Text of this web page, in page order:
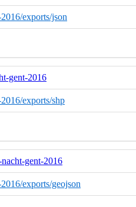
exports/json
gent-2016
exports/shp
gent-2016
exports/geojson